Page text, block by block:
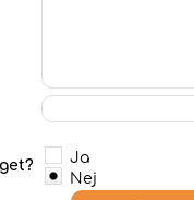
Ja
Nej